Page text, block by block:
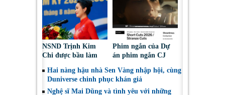
chọn”
NSND Trịnh Kim
Chi được bầu làm
Nghệ sĩ Sân khấu
Việt Nam
Phim ngắn của Dự
án phim ngắn CJ
tại LHP quốc tế
Toronto 2026
Hai nàng hậu nhà Sen Vàng nhập hội, cùng
Duniverse chinh phục khán giả
Nghệ sĩ Mai Dũng và tình yêu với những